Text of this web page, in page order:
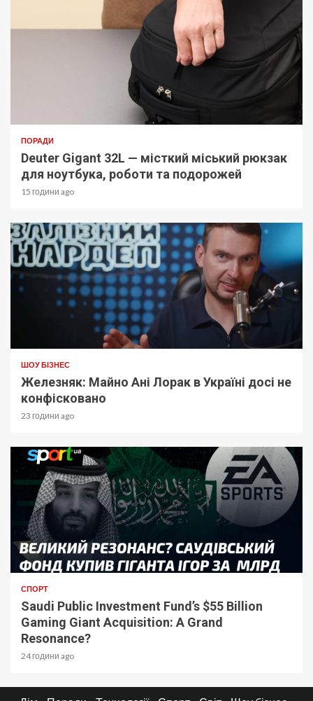
ПОРАДИ
Deuter Gigant 32L — місткий міський рюкзак
для ноутбука, роботи та подорожей
15 години ago
ШОУ БІЗНЕС
Железняк: Майно Ані Лорак в Україні досі не
конфісковано
23 години ago
СПОРТ
Saudi Public Investment Fund’s $55 Billion
Gaming Giant Acquisition: A Grand
Resonance?
24 години ago